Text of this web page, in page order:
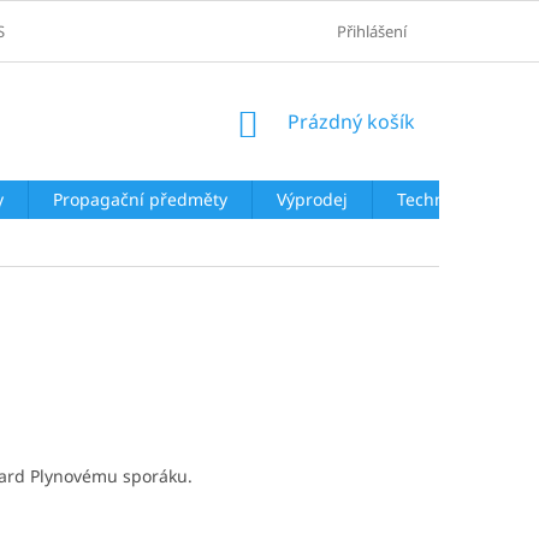
ÚDAJŮ Přihlášení
NÁKUPNÍ
Prázdný košík
Propagační předměty Výprodej
Technologie
Plynovému sporáku.